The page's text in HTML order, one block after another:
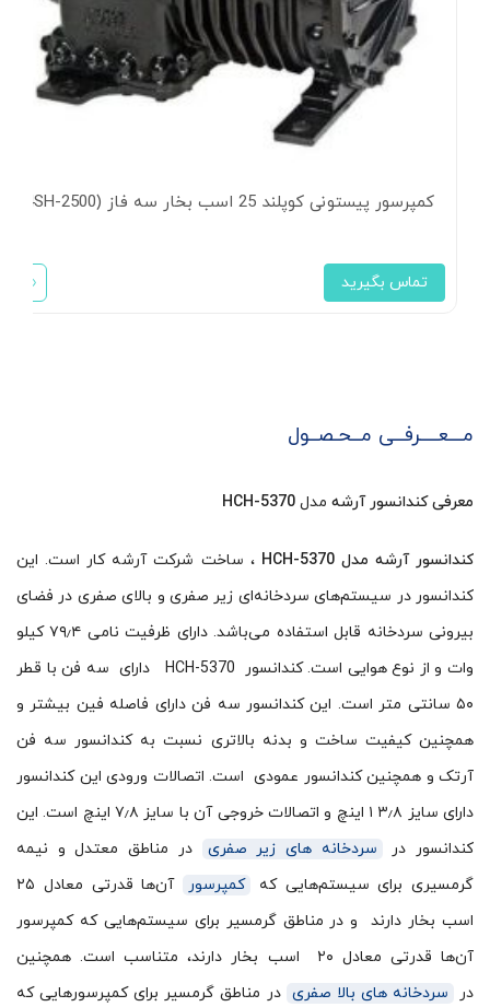
کمپرسور پیستونی کوپلند 25 اسب بخار سه فاز (4SH-2500)
تماس بگیرید
مـــعــــرفــی مــحـصــول
معرفی کندانسور آرشه مدل
کندانسور آرشه مدل HCH-5370
، ساخت شرکت آرشه کار است. این
کندانسور در سیستم‌های سردخانه‌ای زیر صفری و بالای صفری در فضای
بیرونی سردخانه قابل استفاده می‌باشد. دارای ظرفیت نامی ۷۹٫۴ کیلو
وات و از نوع هوایی است. کندانسور HCH-5370 دارای سه فن با قطر
۵۰ سانتی متر است. این کندانسور سه فن دارای فاصله فین بیشتر و
همچنین کیفیت ساخت و بدنه بالاتری نسبت به کندانسور سه فن
آرتک و همچنین کندانسور عمودی است. اتصالات ورودی این کندانسور
دارای سایز ۳٫۸ ۱ اینچ و اتصالات خروجی آن با سایز ۷٫۸ اینچ است. این
کندانسور در
سردخانه های زیر صفری
در مناطق معتدل و نیمه
گرمسیری برای سیستم‌هایی که
کمپرسور
آن‌ها قدرتی معادل ۲۵
اسب بخار دارند و در مناطق گرمسیر برای سیستم‌هایی که کمپرسور
آن‌ها قدرتی معادل ۲۰ اسب بخار دارند، متناسب است. همچنین
در
سردخانه های بالا صفری در مناطق گرمسیر برای کمپرسورهایی که